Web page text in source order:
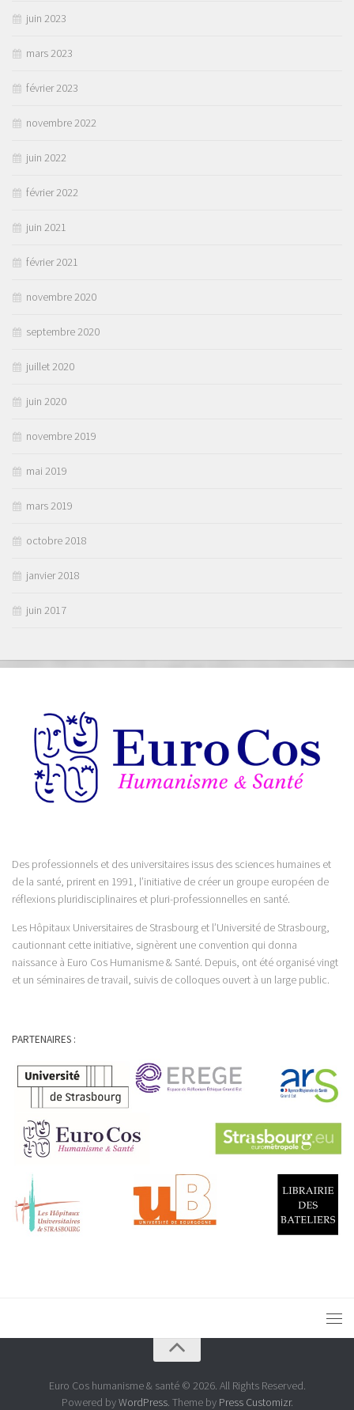
juin 2023
mars 2023
février 2023
novembre 2022
juin 2022
février 2022
juin 2021
février 2021
novembre 2020
septembre 2020
juillet 2020
juin 2020
novembre 2019
mai 2019
mars 2019
octobre 2018
janvier 2018
juin 2017
Des professionnels et des universitaires issus des sciences humaines et
de la santé, prirent en 1991, l’initiative de créer un groupe européen de
réflexions pluridisciplinaires et pluri-professionnelles en santé.
Les Hôpitaux Universitaires de Strasbourg et l’Université de Strasbourg,
cautionnant cette initiative, signèrent une convention qui donna
naissance à Euro Cos Humanisme & Santé. Depuis, ont été organisé vingt
et un séminaires de travail, suivis de colloques ouvert à un large public.
PARTENAIRES :
Euro Cos humanisme & santé © 2026. All Rights Reserved.
Powered byWordPress. Theme by Press Customizr.